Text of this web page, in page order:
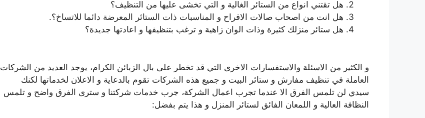
هل تقتني انواع من الستائر الغالية و التي تخشى عليها من التنظيف؟
هل انت من اصحاب صالات الافراح و المناسبات ذات الستائر المعرضة دائما للاتساخ؟.
هل ستائر منزلك كثيرة وذات الوان زاهية و ترغب بتنظيفها و اعادتها جديدة؟
و الكثير من الاسئلة والاستفسارات الاخرى التي قد تخطر على بال الزبائن الكرام، يوجد العديد من الشركات
العاملة في تنظيف مفارش و ستائر البيت و جميع هذه الشركات تقوم بالدعاية و الاعلان لخدماتها لكنك
سيدي لن تلمس الفرق الا عندما تجرب اعمال الشركة، جرب خدمات شركتنا و سترى الفرق واضح و تلمس
النظافة العالية و اللمعان الفائق لستائر المنزل و هذا يتم بفضل: